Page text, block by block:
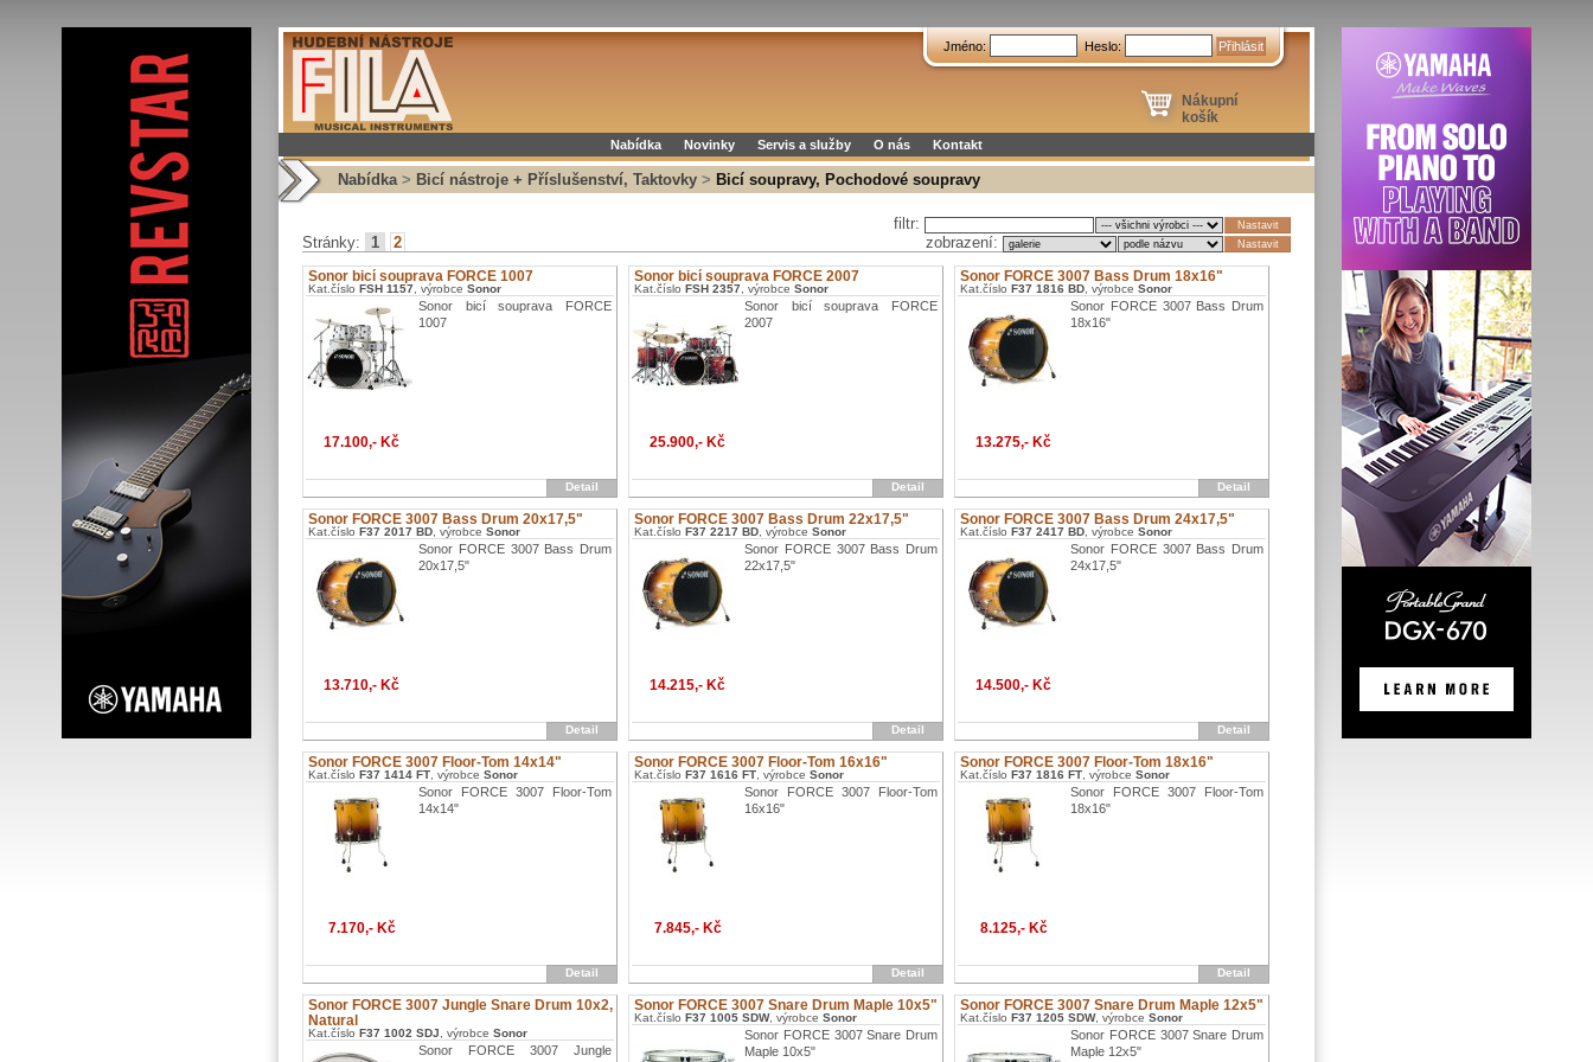
Nákupní
košík
Jméno: Heslo:
Nabídka Novinky Servis a služby O nás Kontakt
Nabídka > Bicí nástroje + Příslušenství, Taktovky > Bicí soupravy, Pochodové soupravy
filtr:
zobrazení:
Stránky: 1 2
Sonor bicí souprava FORCE 1007
Kat.číslo FSH 1157 , výrobce Sonor
Sonor bicí souprava FORCE
1007
17.100,- Kč
Detail
Sonor bicí souprava FORCE 2007
Kat.číslo FSH 2357 , výrobce Sonor
Sonor bicí souprava FORCE
2007
25.900,- Kč
Detail
Sonor FORCE 3007 Bass Drum 18x16"
Kat.číslo F37 1816 BD , výrobce Sonor
Sonor FORCE 3007 Bass Drum
18x16"
13.275,- Kč
Detail
Sonor FORCE 3007 Bass Drum 20x17,5"
Kat.číslo F37 2017 BD , výrobce Sonor
Sonor FORCE 3007 Bass Drum
20x17,5"
13.710,- Kč
Detail
Sonor FORCE 3007 Bass Drum 22x17,5"
Kat.číslo F37 2217 BD , výrobce Sonor
Sonor FORCE 3007 Bass Drum
22x17,5"
14.215,- Kč
Detail
Sonor FORCE 3007 Bass Drum 24x17,5"
Kat.číslo F37 2417 BD , výrobce Sonor
Sonor FORCE 3007 Bass Drum
24x17,5"
14.500,- Kč
Detail
Sonor FORCE 3007 Floor-Tom 14x14"
Kat.číslo F37 1414 FT , výrobce Sonor
Sonor FORCE 3007 Floor-Tom
14x14"
7.170,- Kč
Detail
Sonor FORCE 3007 Floor-Tom 16x16"
Kat.číslo F37 1616 FT , výrobce Sonor
Sonor FORCE 3007 Floor-Tom
16x16"
7.845,- Kč
Detail
Sonor FORCE 3007 Floor-Tom 18x16"
Kat.číslo F37 1816 FT , výrobce Sonor
Sonor FORCE 3007 Floor-Tom
18x16"
8.125,- Kč
Detail
Sonor FORCE 3007 Jungle Snare Drum 10x2,
Natural
Kat.číslo F37 1002 SDJ , výrobce Sonor
Sonor FORCE 3007 Jungle
Sonor FORCE 3007 Snare Drum Maple 10x5"
Kat.číslo F37 1005 SDW, výrobce Sonor
Sonor FORCE 3007 Snare Drum
Maple 10x5"
Sonor FORCE 3007 Snare Drum Maple 12x5"
Kat.číslo F37 1205 SDW, výrobce Sonor
Sonor FORCE 3007 Snare Drum
Maple 12x5"